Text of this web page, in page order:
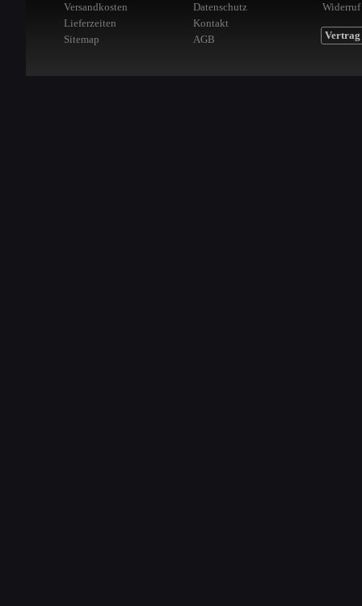
Versandkosten
Lieferzeiten
Sitemap
Datenschutz
Kontakt
AGB
Widerruf